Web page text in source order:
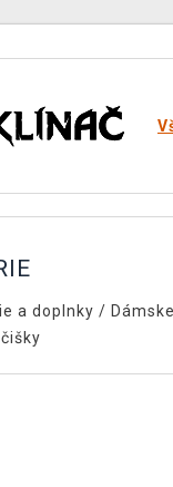
a doplnky / Dámske